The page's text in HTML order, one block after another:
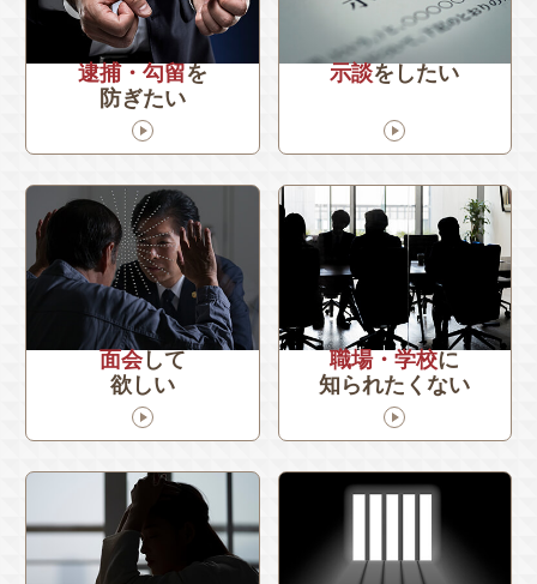
逮捕・勾留を
防ぎたい
示談をしたい
面会して
欲しい
職場・学校に
知られたくない